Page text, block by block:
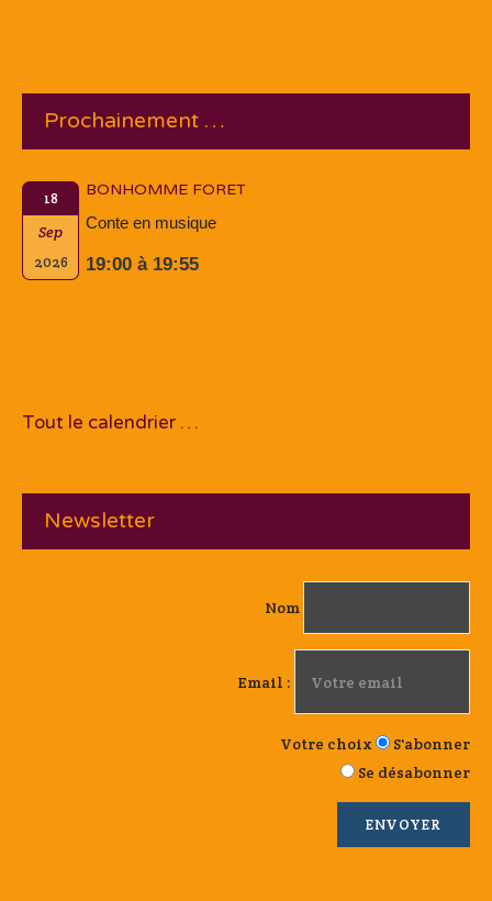
Prochainement …
18
Sep
2026
BONHOMME FORET
Conte en musique
19:00 à 19:55
Tout le calendrier …
Newsletter
Nom
Email :
Votre choix
S'abonner
Se désabonner